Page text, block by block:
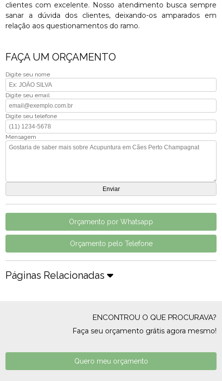
clientes com excelente. Nosso atendimento busca sempre
sanar a dúvida dos clientes, deixando-os amparados em
relação aos questionamentos do ramo.
FAÇA UM ORÇAMENTO
Digite seu nome
Digite seu email
Digite seu telefone
Mensagem
Orçamento por Whatsapp
Orçamento pelo Telefone
Páginas Relacionadas
ENCONTROU O QUE PROCURAVA?
Faça seu orçamento grátis agora mesmo!
Quero meu orçamento